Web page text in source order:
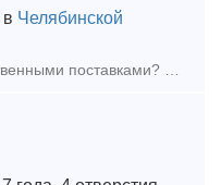
в Челябинской
Как решить проблему с некачественными поставками? Наша компания поможет! Мы предлагаем: Накладки 1Р65 (новые и б/у); Накладки 2Р65 (новые и б/у); Накладки 1Р50 (новые и б/у);